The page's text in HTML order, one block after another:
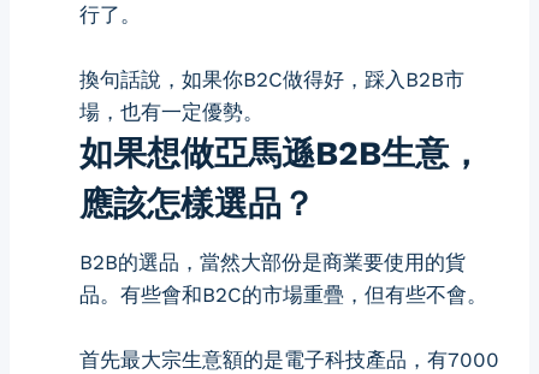
行了。
換句話說，如果你B2C做得好，踩入B2B市
場，也有一定優勢。
如果想做亞馬遜B2B生意，
應該怎樣選品？
B2B的選品，當然大部份是商業要使用的貨
品。有些會和B2C的市場重疊，但有些不會。
首先最大宗生意額的是電子科技產品，有7000